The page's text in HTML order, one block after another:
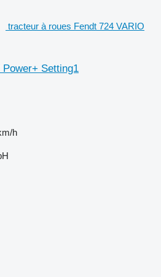
tracteur à roues Fendt 724 VARIO
Setting1
h